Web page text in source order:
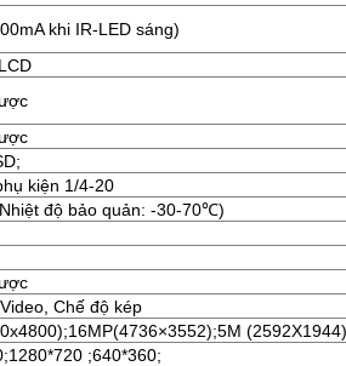
khi IR-LED sáng)
kiện 1/4-20
độ bảo quản: -30-70℃)
Chế độ kép
;640*360;